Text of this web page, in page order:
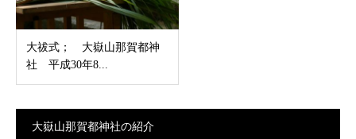
大祓式； 大嶽山那賀都神
社 平成30年8...
大嶽山那賀都神社の紹介